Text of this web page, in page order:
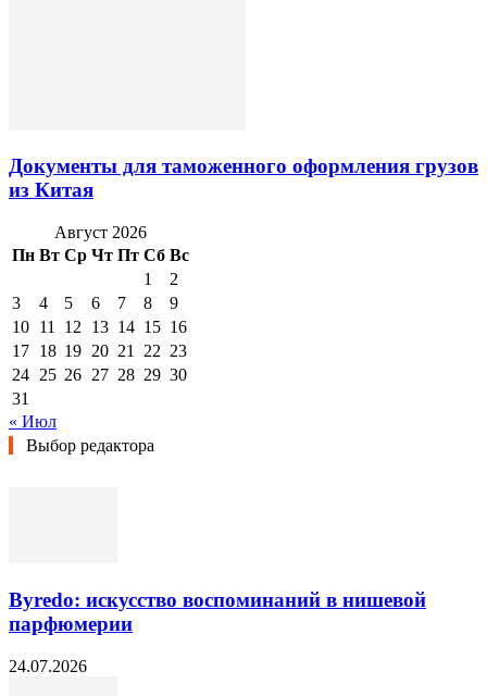
Документы для таможенного оформления грузов
из Китая
Август 2026
Пн Вт Ср Чт Пт Сб Вс
1
2
3
4 5 6 7 8
9
10 11 12 13 14 15 16
17 18 19 20 21 22 23
24 25 26 27 28 29 30
31
« Июл
Выбор редактора
Byredo: искусство воспоминаний в нишевой
парфюмерии
24.07.2026